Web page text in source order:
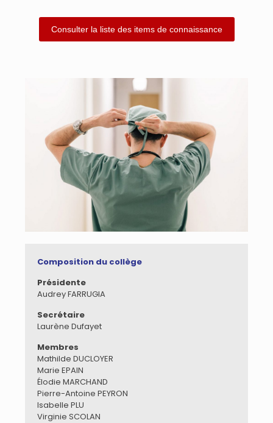
Consulter la liste des items de connaissance
Composition du collège
Présidente
Audrey FARRUGIA
Secrétaire
Laurène Dufayet
Membres
Mathilde DUCLOYER
Marie EPAIN
Élodie MARCHAND
Pierre-Antoine PEYRON
Isabelle PLU
Virginie SCOLAN